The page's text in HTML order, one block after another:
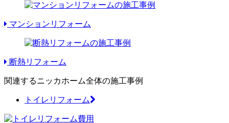
マンションリフォーム
断熱リフォーム
関連するニッカホーム全体の施工事例
トイレリフォーム